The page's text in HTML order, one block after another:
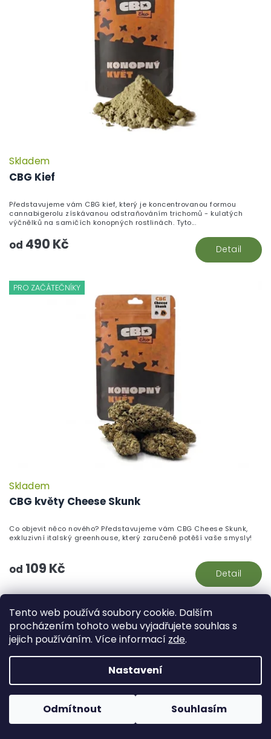
Tento web používá soubory cookie. Dalším
procházením tohoto webu vyjadřujete souhlas s
jejich používáním. Více informací zde.
Nastavení
Odmítnout Souhlasím
CBG Kief
Skladem
od 490 Kč Detail
Představujeme vám CBG kief, který je koncentrovanou formou
cannabigerolu získávanou odstraňováním trichomů - kulatých
výčnělků na samičích konopných rostlinách. Tyto...
PRO ZAČÁTEČNÍKY
CBG květy Cheese Skunk
Skladem
od 109 Kč Detail
Co objevit něco nového? Představujeme vám CBG Cheese Skunk,
exkluzivní italský greenhouse, který zaručeně potěší vaše smysly!
NOVINKA